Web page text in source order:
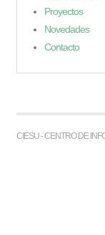
Proyectos
Novedades
Contacto
CIESU - CENTRO DE